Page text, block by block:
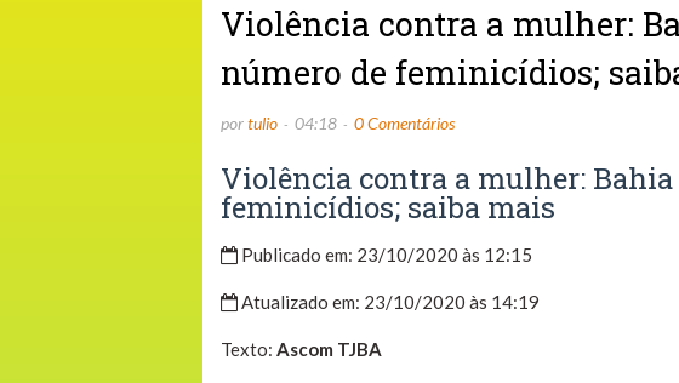
Violência contra a mulher:
número de feminicídios;
portulio 04:18 0 Comentários
Violência contra a mulher:
feminicídios; saiba mais
Publicado em: 23/10/2020 às 12:15
Atualizado em: 23/10/2020 às 14:19
Texto: Ascom TJBA